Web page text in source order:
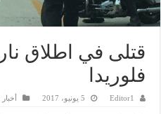
قتلى في اطلاق
فلوريدا
Editor1 5 يونيو، 2017